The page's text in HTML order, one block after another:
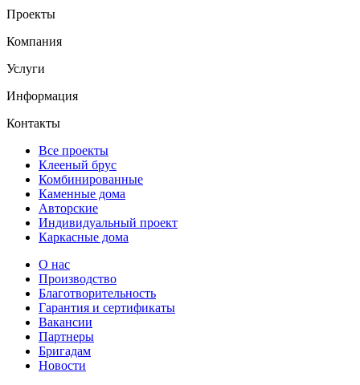
Проекты
Компания
Услуги
Информация
Контакты
Все проекты
Клееный брус
Комбинированные
Каменные дома
Авторские
Индивидуальный проект
Каркасные дома
О нас
Производство
Благотворительность
Гарантия и сертификаты
Вакансии
Партнеры
Бригадам
Новости